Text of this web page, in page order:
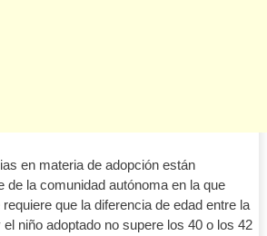
en materia de adopción están
de la comunidad autónoma en la que
que la diferencia de edad entre la
niño adoptado no supere los 40 o los 42